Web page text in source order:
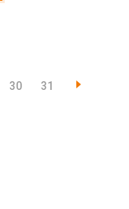
30 31